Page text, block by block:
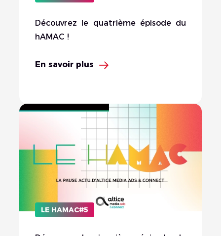
Découvrez le quatrième épisode du
hAMAC !
En savoir plus
LE HAMAC#5